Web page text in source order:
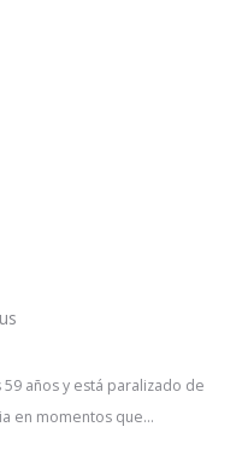
años y está paralizado de
en momentos que…